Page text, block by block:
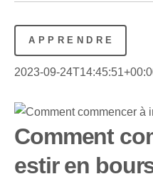
APPRENDRE
2023-09-
Comment
estir en